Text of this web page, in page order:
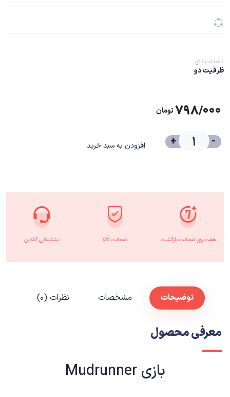
دسته‌بندی
ظرفیت دو
۷۹۸/۰۰۰تومان
-
+ افزودن به سبد خرید
هفت روز ضمانت بازگشت ضمانت کالا پشتیبانی آنلاین
توضیحات مشخصات نظرات (۰)
معرفی محصول
بازی Mudrunner